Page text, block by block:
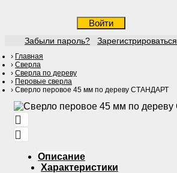
Войти
Забыли пароль? Зарегистрироваться
Главная
Сверла
Сверла по дереву
Перовые сверла
Сверло перовое 45 мм по дереву СТАНДАРТ
Описание
Характеристики